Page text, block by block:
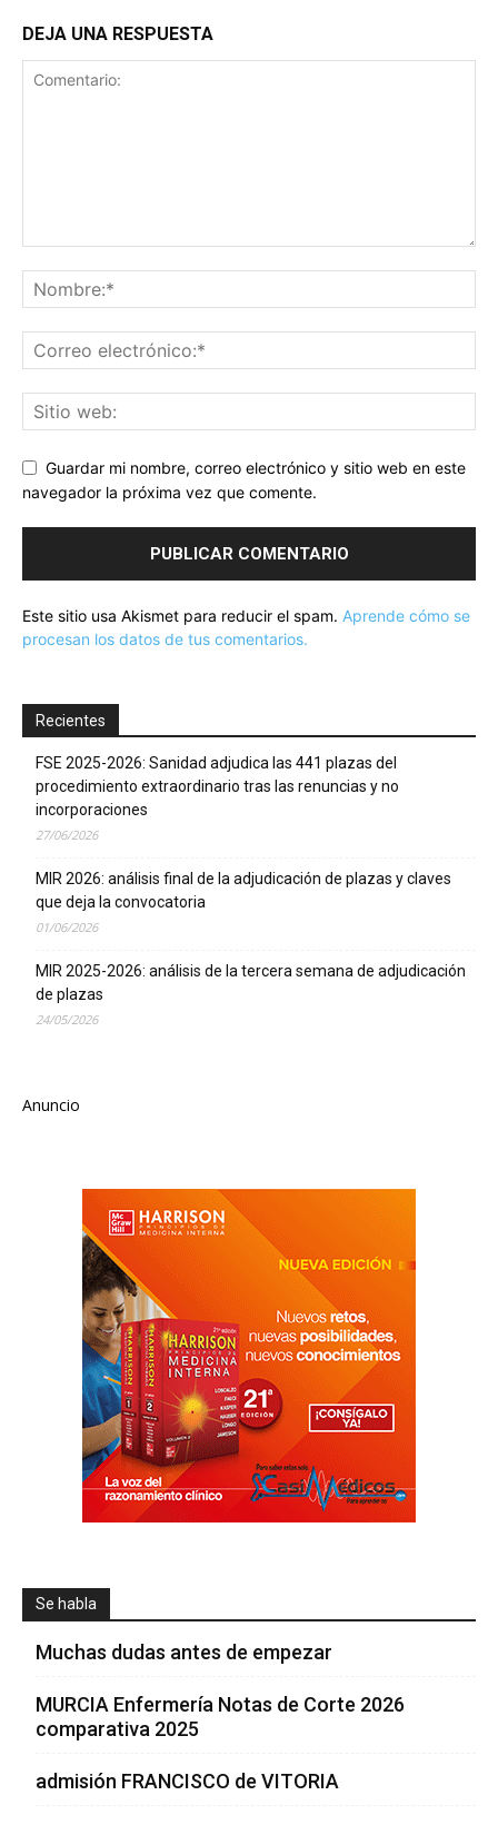
DEJA UNA RESPUESTA
Guardar mi nombre, correo electrónico y sitio web en este
navegador la próxima vez que comente.
Este sitio usa Akismet para reducir el spam. Aprende cómo se
procesan los datos de tus comentarios.
Recientes
FSE 2025-2026: Sanidad adjudica las 441 plazas del
procedimiento extraordinario tras las renuncias y no
incorporaciones
27/06/2026
MIR 2026: análisis final de la adjudicación de plazas y claves
que deja la convocatoria
01/06/2026
MIR 2025-2026: análisis de la tercera semana de adjudicación
de plazas
24/05/2026
Anuncio
Se habla
Muchas dudas antes de empezar
MURCIA Enfermería Notas de Corte 2026
comparativa 2025
admisión FRANCISCO de VITORIA